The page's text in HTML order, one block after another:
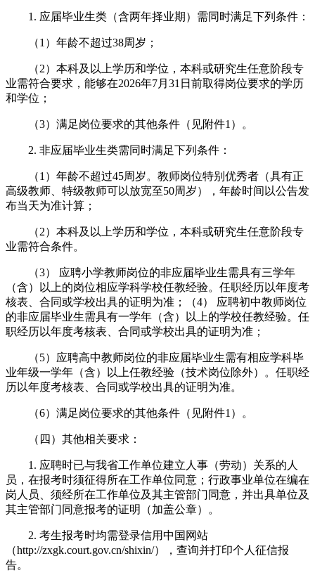
1. 应届毕业生类（含两年择业期）需同时满足下列条件：
（1）年龄不超过38周岁；
（2）本科及以上学历和学位，本科或研究生任意阶段专
业需符合要求，能够在2026年7月31日前取得岗位要求的学历
和学位；
（3）满足岗位要求的其他条件（见附件1）。
2. 非应届毕业生类需同时满足下列条件：
（1）年龄不超过45周岁。教师岗位特别优秀者（具有正
高级教师、特级教师可以放宽至50周岁），年龄时间以公告发
布当天为准计算；
（2）本科及以上学历和学位，本科或研究生任意阶段专
业需符合条件。
（3） 应聘小学教师岗位的非应届毕业生需具有三学年
（含）以上的岗位相应学科学校任教经验。任职经历以年度考
核表、合同或学校出具的证明为准；（4） 应聘初中教师岗位
的非应届毕业生需具有一学年（含）以上的学校任教经验。任
职经历以年度考核表、合同或学校出具的证明为准；
（5）应聘高中教师岗位的非应届毕业生需有相应学科毕
业年级一学年（含）以上任教经验（技术岗位除外）。任职经
历以年度考核表、合同或学校出具的证明为准。
（6）满足岗位要求的其他条件（见附件1）。
（四）其他相关要求：
1. 应聘时已与我省工作单位建立人事（劳动）关系的人
员，在报考时须征得所在工作单位同意；行政事业单位在编在
岗人员、须经所在工作单位及其主管部门同意，并出具单位及
其主管部门同意报考的证明（加盖公章）。
2. 考生报考时均需登录信用中国网站
（http://zxgk.court.gov.cn/shixin/），查询并打印个人征信报
告。